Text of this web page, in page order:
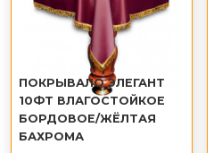
ПОКРЫВАЛО ЭЛЕГАНТ
10ФТ ВЛАГОСТОЙКОЕ
БОРДОВОЕ/ЖЁЛТАЯ
БАХРОМА